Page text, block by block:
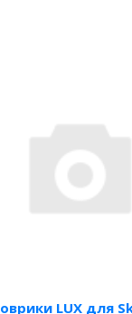
LUX для